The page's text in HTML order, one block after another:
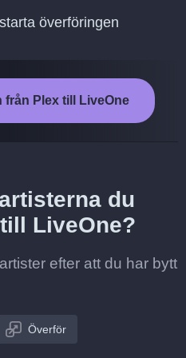
överföringen
Plex till LiveOne
du
LiveOne?
efter att du har bytt
Överför